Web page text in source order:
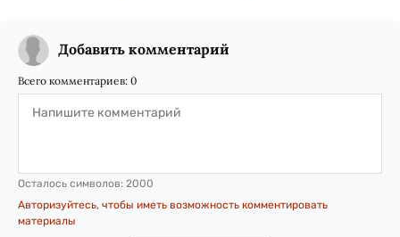
Добавить комментарий
Всего комментариев: 0
Осталось символов: 2000
Авторизуйтесь, чтобы иметь возможность комментировать
материалы